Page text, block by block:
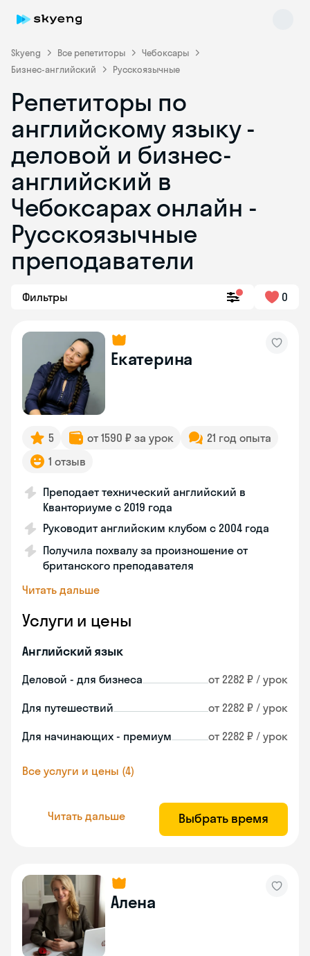
Skyeng Все репетиторы
Чебоксары
Бизнес-английский
Русскоязычные
Репетиторы по
английскому языку -
деловой и бизнес-
английский в
Чебоксарах онлайн -
Русскоязычные
преподаватели
Фильтры 0
Екатерина
5 от 1590 ₽ за урок
21 год опыта
1 отзыв
Преподает технический английский в
Кванториуме с 2019 года
Руководит английским клубом с 2004 года
Получила похвалу за произношение от
британского преподавателя
Читать дальше
Услуги и цены
Английский язык
Деловой - для бизнеса от 2282 ₽ / урок
Для путешествий от 2282 ₽ / урок
Для начинающих - премиум от 2282 ₽ / урок
Все услуги и цены (4)
Читать дальше Выбрать время
Алена
Skyeng Chat